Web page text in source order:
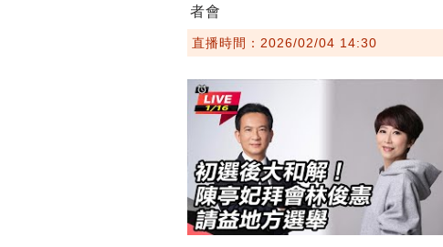
者會
直播時間：2026/02/04 14:30